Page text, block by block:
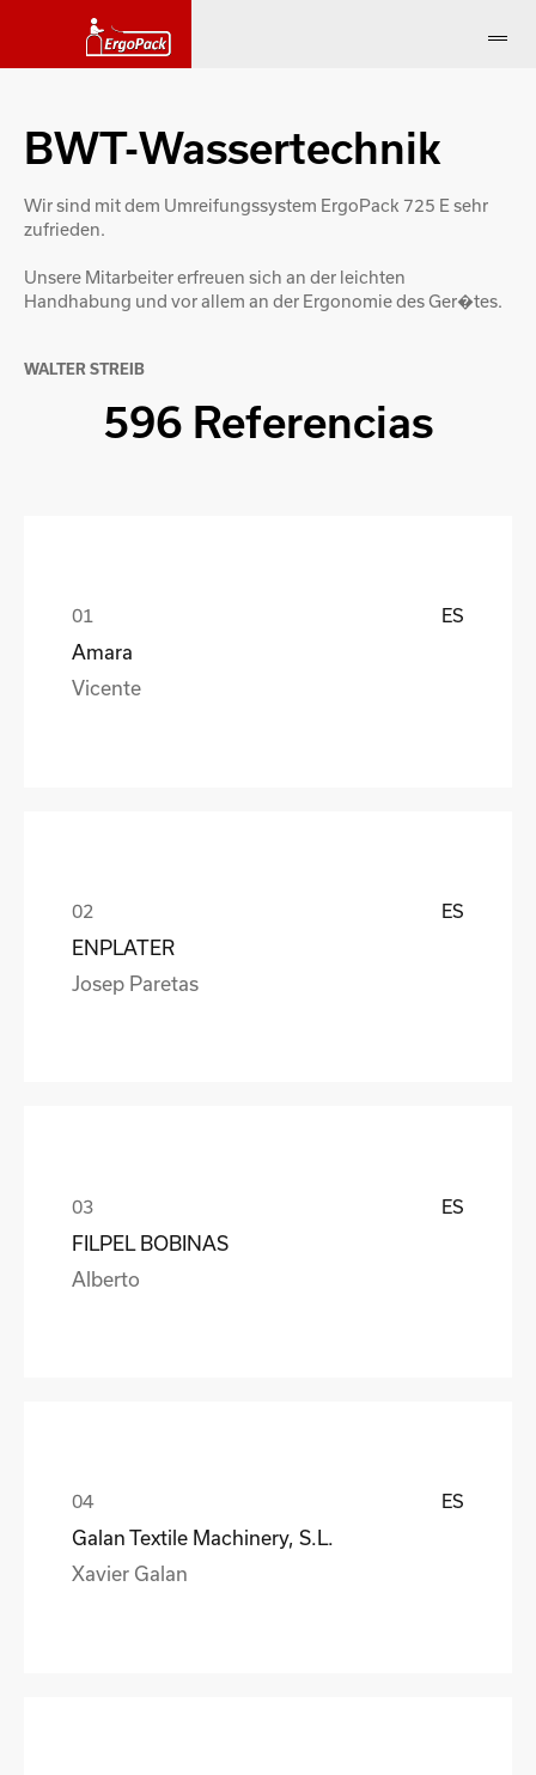
BWT-Wassertechnik
Wir sind mit dem Umreifungssystem ErgoPack 725 E sehr
zufrieden.
Unsere Mitarbeiter erfreuen sich an der leichten
Handhabung und vor allem an der Ergonomie des Ger�tes.
WALTER STREIB
596 Referencias
ES
Amara
Vicente
ES
ENPLATER
Josep Paretas
ES
FILPEL BOBINAS
Alberto
ES
Galan Textile Machinery, S.L.
Xavier Galan